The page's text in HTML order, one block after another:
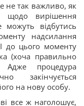
не так важливо, як
щодо вирішення
можуть відбутись
надсилання
до цього моменту
(хоча правильно
процедура
закінчується
на нову особу.
все ж наголошує,